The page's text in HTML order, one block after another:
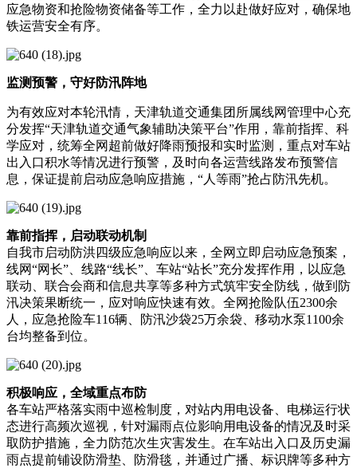
应急物资和抢险物资储备等工作，全力以赴做好应对，确保地
铁运营安全有序。
监测预警，守好防汛阵地
为有效应对本轮汛情，天津轨道交通集团所属线网管理中心充
分发挥“天津轨道交通气象辅助决策平台”作用，靠前指挥、科
学应对，统筹全网超前做好降雨预报和实时监测，重点对车站
出入口积水等情况进行预警，及时向各运营线路发布预警信
息，保证提前启动应急响应措施，“人等雨”抢占防汛先机。
靠前指挥，启动联动机制
自我市启动防洪四级应急响应以来，全网立即启动应急预案，
线网“网长”、线路“线长”、车站“站长”充分发挥作用，以应急
联动、联合会商和信息共享等多种方式筑牢安全防线，做到防
汛决策果断统一，应对响应快速有效。全网抢险队伍2300余
人，应急抢险车116辆、防汛沙袋25万余袋、移动水泵1100余
台均整备到位。
积极响应，全域重点布防
各车站严格落实雨中巡检制度，对站内用电设备、电梯运行状
态进行高频次巡视，针对漏雨点位影响用电设备的情况及时采
取防护措施，全力防范次生灾害发生。在车站出入口及历史漏
雨点提前铺设防滑垫、防滑毯，并通过广播、标识牌等多种方